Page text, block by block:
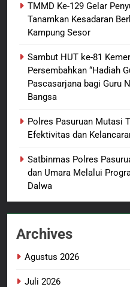
3
Guru
BERITA
BERITA
5
TMMD Ke-129 Gelar
Tanamkan Kesadaran
Kampung Sesor
Sambut HUT ke-81
Persembahkan “Hadiah
Pascasarjana bagi Guru
Bangsa
Polres Pasuruan Mutasi
Efektivitas dan
Satbinmas Polres
dan Umara Melalui
Dalwa
Archives
Agustus 2026
Juli 2026